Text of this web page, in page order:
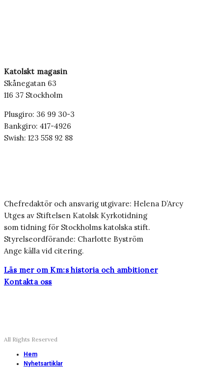
Katolskt magasin
Skånegatan 63
116 37 Stockholm
Plusgiro: 36 99 30-3
Bankgiro: 417-4926
Swish: 123 558 92 88
Chefredaktör och ansvarig utgivare: Helena D’Arcy
Utges av Stiftelsen Katolsk Kyrkotidning
som tidning för Stockholms katolska stift.
Styrelseordförande: Charlotte Byström
Ange källa vid citering.
Läs mer om Km:s historia och ambitioner
Kontakta oss
All Rights Reserved
Hem
Nyhetsartiklar